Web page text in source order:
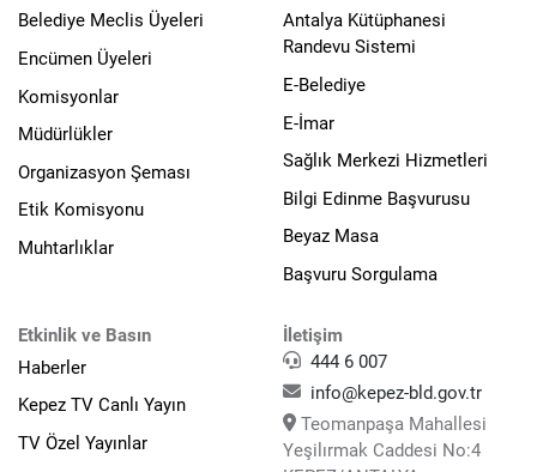
Belediye Meclis Üyeleri
Encümen Üyeleri
Komisyonlar
Müdürlükler
Organizasyon Şeması
Etik Komisyonu
Muhtarlıklar
Antalya Kütüphanesi
Randevu Sistemi
E-Belediye
E-İmar
Sağlık Merkezi Hizmetleri
Bilgi Edinme Başvurusu
Beyaz Masa
Başvuru Sorgulama
Etkinlik ve Basın
Haberler
Kepez TV Canlı Yayın
TV Özel Yayınlar
İletişim
444 6 007
info@kepez-bld.gov.tr
Teomanpaşa Mahallesi
Yeşilırmak Caddesi No:4